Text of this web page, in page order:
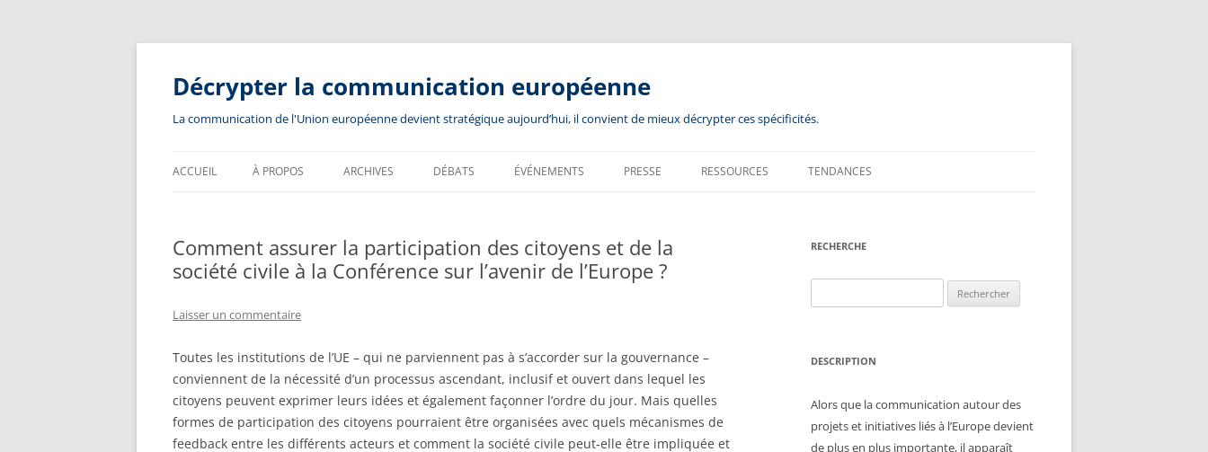
Aller
contenu
Décrypter la communication européenne
La communication de l'Union européenne devient stratégique aujourd’hui, il convient de mieux décrypter ces spécificités.
ACCUEIL À PROPOS ARCHIVES DÉBATS ÉVÉNEMENTS PRESSE RESSOURCES TENDANCES
Comment assurer la participation des citoyens et de la
société civile à la Conférence sur l’avenir de l’Europe ?
Laisser un commentaire
Toutes les institutions de l’UE – qui ne parviennent pas à s’accorder sur la gouvernance –
conviennent de la nécessité d’un processus ascendant, inclusif et ouvert dans lequel les
citoyens peuvent exprimer leurs idées et également façonner l’ordre du jour. Mais quelles
formes de participation des citoyens pourraient être organisées avec quels mécanismes de
feedback entre les différents acteurs et comment la société civile peut-elle être impliquée et
RECHERCHE
DESCRIPTION
Alors que la communication autour des
projets et initiatives liés à l’Europe devient
de plus en plus importante, il apparaît